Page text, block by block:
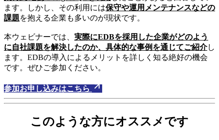
ます。しかし、その利用には保守や運用メンテナンスなどの
課題を抱える企業も多いのが現状です。
本ウェビナーでは、 実際にEDBを採用した企業がどのよう
に自社課題を解決したのか、具体的な事例を通じてご紹介し
ます。EDBの導入によるメリットを詳しく知る絶好の機会
です。ぜひご参加ください。
参加お申し込みはこちら
このような方にオススメです